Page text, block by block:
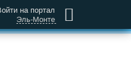
на портал
Эль-Монте